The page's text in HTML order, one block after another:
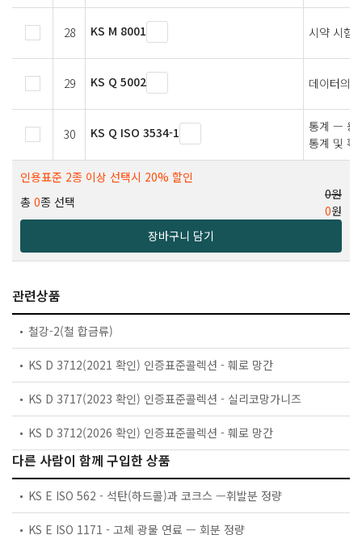
28 KS M 8001 시약 시험
29 KS Q 5002 데이터의
30 KS Q ISO 3534-1
통계 — 용
통계 및 확
인용표준 2종 이상 선택시 20% 할인
총 0종 선택
0원
0원
장바구니 담기
관련상품
철강-2(철 합금류)
KS D 3712(2021 확인) 인증표준콜렉션 - 훼로 망간
KS D 3717(2023 확인) 인증표준콜렉션 - 실리코망가니즈
KS D 3712(2026 확인) 인증표준콜렉션 - 훼로 망간
다른 사람이 함께 구입한 상품
KS E ISO 562 - 석탄(하드콜)과 코크스 —휘발분 정량
KS E ISO 1171 - 고체 광물 연료 — 회분 정량